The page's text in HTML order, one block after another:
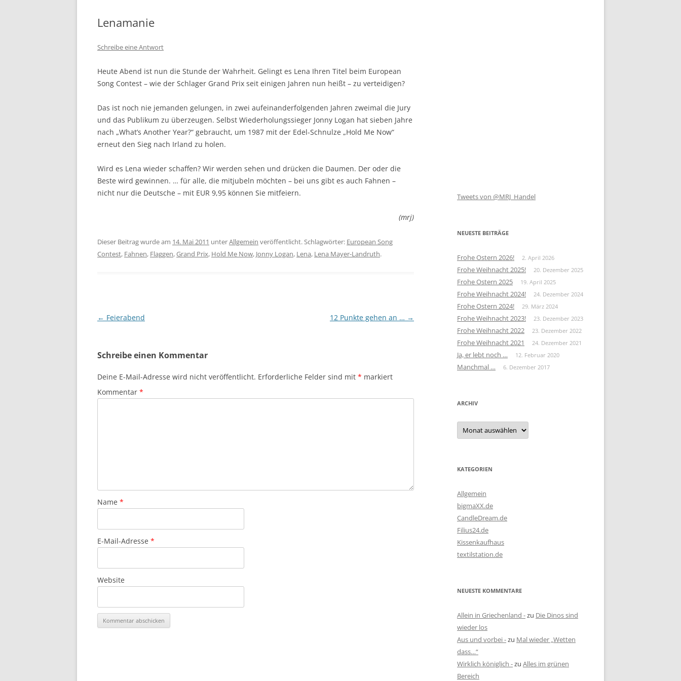
Lenamanie
Schreibe eine Antwort
Heute Abend ist nun die Stunde der Wahrheit. Gelingt es Lena Ihren Titel beim European
Song Contest – wie der Schlager Grand Prix seit einigen Jahren nun heißt – zu verteidigen?
Das ist noch nie jemanden gelungen, in zwei aufeinanderfolgenden Jahren zweimal die Jury
und das Publikum zu überzeugen. Selbst Wiederholungssieger Jonny Logan hat sieben Jahre
nach „What’s Another Year?“ gebraucht, um 1987 mit der Edel-Schnulze „Hold Me Now“
erneut den Sieg nach Irland zu holen.
Wird es Lena wieder schaffen? Wir werden sehen und drücken die Daumen. Der oder die
Beste wird gewinnen. … für alle, die mitjubeln möchten – bei uns gibt es auch Fahnen –
nicht nur die Deutsche – mit EUR 9,95 können Sie mitfeiern.
(mrj)
Dieser Beitrag wurde am 14. Mai 2011 unterAllgemein veröffentlicht. Schlagwörter: European Song
Contest, Fahnen, Flaggen,Grand Prix, Hold Me Now, Jonny Logan, Lena, Lena Mayer-Landruth.
Beitragsnavigation
← Feierabend 12 Punkte gehen an … →
Schreibe einen Kommentar
Deine E-Mail-Adresse wird nicht veröffentlicht. Erforderliche Felder sind mit * markiert
Kommentar *
Name *
E-Mail-Adresse *
Website
Tweets von @MRJ_Handel
NEUESTE BEITRÄGE
Frohe Ostern 2026! 2. April 2026
Frohe Weihnacht 2025! 20. Dezember 2025
Frohe Ostern 2025 19. April 2025
Frohe Weihnacht 2024! 24. Dezember 2024
Frohe Ostern 2024! 29. März 2024
Frohe Weihnacht 2023! 23. Dezember 2023
Frohe Weihnacht 2022 23. Dezember 2022
Frohe Weihnacht 2021 24. Dezember 2021
Ja, er lebt noch … 12. Februar 2020
Manchmal … 6. Dezember 2017
ARCHIV
Archiv
KATEGORIEN
Allgemein
bigmaXX.de
CandleDream.de
Filius24.de
Kissenkaufhaus
textilstation.de
NEUESTE KOMMENTARE
Allein in Griechenland -zu Die Dinos sind
wieder los
Aus und vorbei -zu Mal wieder „Wetten
dass…“
Wirklich königlich -zu Alles im grünen
Bereich